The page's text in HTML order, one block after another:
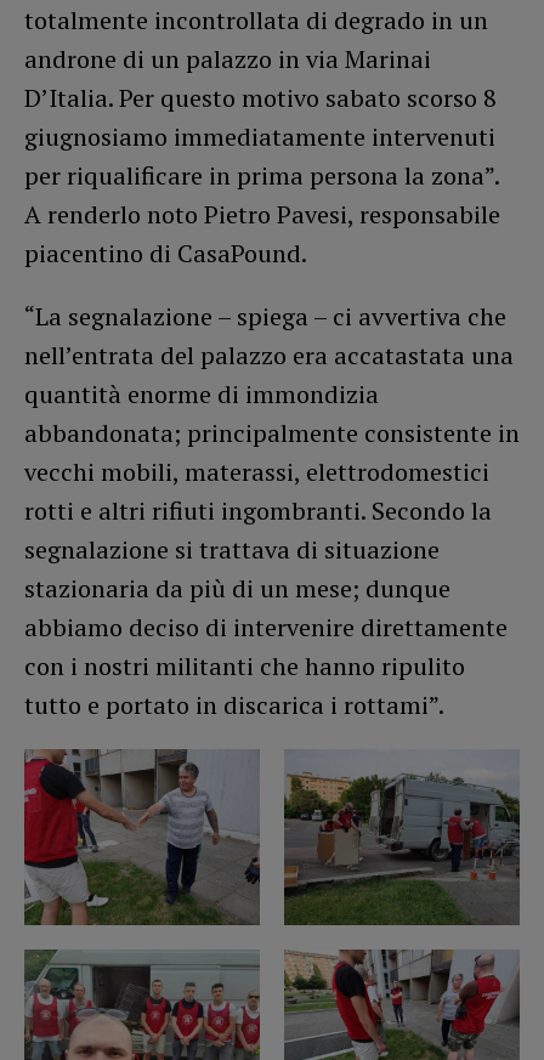
totalmente incontrollata di degrado in un
androne di un palazzo in via Marinai
D’Italia. Per questo motivo sabato scorso 8
giugnosiamo immediatamente intervenuti
per riqualificare in prima persona la zona”.
A renderlo noto Pietro Pavesi, responsabile
piacentino di CasaPound.
“La segnalazione – spiega – ci avvertiva che
nell’entrata del palazzo era accatastata una
quantità enorme di immondizia
abbandonata; principalmente consistente in
vecchi mobili, materassi, elettrodomestici
rotti e altri rifiuti ingombranti. Secondo la
segnalazione si trattava di situazione
stazionaria da più di un mese; dunque
abbiamo deciso di intervenire direttamente
con i nostri militanti che hanno ripulito
tutto e portato in discarica i rottami”.